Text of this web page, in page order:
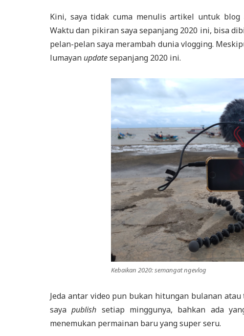
Kini, saya tidak cuma menulis artikel untuk blog
Waktu dan pikiran saya sepanjang 2020 ini, bisa
pelan-pelan saya merambah dunia vlogging.
lumayan updatesepanjang 2020 ini.
Kebaikan 2020: semangat ngevlog
Jeda antar video pun bukan hitungan bulanan
sayapublish setiap minggunya, bahkan ada
menemukan permainan baru yang super seru.